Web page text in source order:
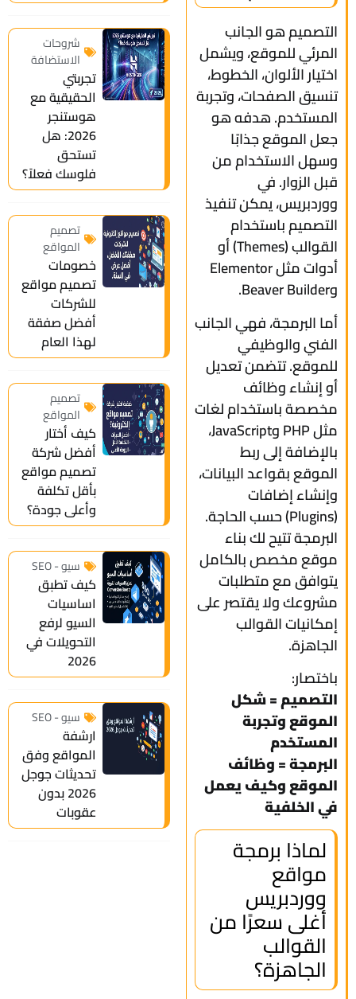
التصميم هو الجانب
المرئي للموقع، ويشمل
اختيار الألوان، الخطوط،
تنسيق الصفحات، وتجربة
المستخدم. هدفه هو
جعل الموقع جذابًا
وسهل الاستخدام من
قبل الزوار. في
ووردبريس، يمكن تنفيذ
التصميم باستخدام
القوالب (Themes) أو
أدوات مثل Elementor
وBeaver Builder.
أما البرمجة، فهي الجانب
الفني والوظيفي
للموقع. تتضمن تعديل
أو إنشاء وظائف
مخصصة باستخدام لغات
مثل PHP وJavaScript،
بالإضافة إلى ربط
الموقع بقواعد البيانات،
وإنشاء إضافات
(Plugins) حسب الحاجة.
البرمجة تتيح لك بناء
موقع مخصص بالكامل
يتوافق مع متطلبات
مشروعك ولا يقتصر على
إمكانيات القوالب
الجاهزة.
باختصار:
التصميم = شكل
الموقع وتجربة
المستخدم
البرمجة = وظائف
الموقع وكيف يعمل
في الخلفية
لماذا برمجة
مواقع
ووردبريس
أغلى سعرًا من
القوالب
الجاهزة؟
شروحات
الاستضافة
تجربتي
الحقيقية مع
هوستنجر
2026: هل
تستحق
فلوسك فعلاً؟
تصميم
المواقع
خصومات
تصميم مواقع
للشركات
أفضل صفقة
لهذا العام
تصميم
المواقع
كيف أختار
أفضل شركة
تصميم مواقع
بأقل تكلفة
وأعلى جودة؟
سيو - SEO
كيف تطبق
اساسيات
السيو لرفع
التحويلات في
2026
سيو - SEO
ارشفة
المواقع وفق
تحديثات جوجل
2026 بدون
عقوبات